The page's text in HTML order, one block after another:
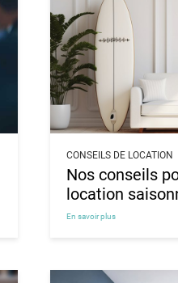
CONSEILS DE LOCATION
Nos conseils
location
En savoir plus